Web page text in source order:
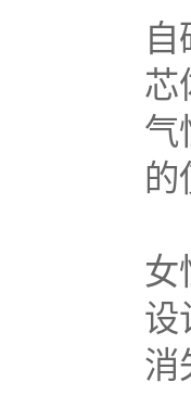
芯
气
的
女
设
消